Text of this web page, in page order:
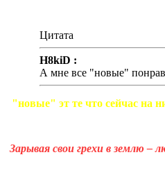
Цитата
H8kiD :
А мне все "новые"
"новые" эт те что сейчас на
Зарывая свои грехи в землю –